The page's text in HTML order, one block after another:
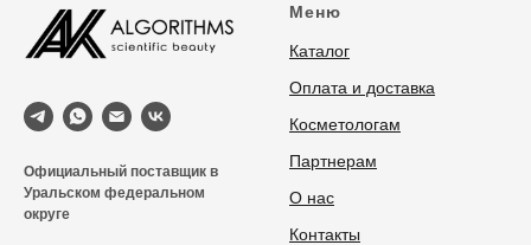
Официальный поставщик в
Уральском федеральном
округе
Меню
Каталог
Оплата и доставка
Косметологам
Партнерам
О нас
Контакты